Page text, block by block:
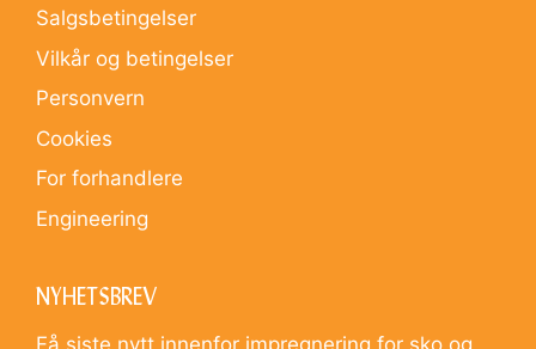
Salgsbetingelser
Vilkår og betingelser
Personvern
Cookies
For forhandlere
Engineering
NYHETSBREV
Få siste nytt innenfor impregnering for sko og